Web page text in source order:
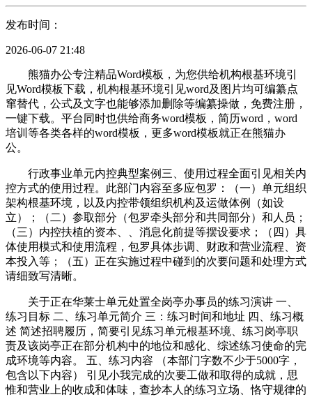
发布时间：
2026-06-07 21:48
熊猫办公专注精品Word模板，为您供给机构根基环境引
见Word模板下载，机构根基环境引见word及图片均可编纂点
窜替代，公式及文字也能够添加删除等编纂操做，免费注册，
一键下载。平台同时也供给商务word模板，简历word，word
培训等各类各样的word模板，更多word模板就正在熊猫办
公。
行政事业单元内控典型案例三、使用过程全面引见相关内
控方式的使用过程。此部门内容至多应包罗：（一）单元组织
架构根基环境，以及内控带领组织机构及运做体例（如设
立）；（二）参取部分（包罗牵头部分和共同部分）和人员；
（三）内控扶植的资本、、消息化前提等摆设要求；（四）具
体使用模式和使用流程，包罗具体步调、财政和营业流程、资
本投入等；（五）正在实施过程中碰到的次要问题和处理方式
请细致写清晰。
关于正在华莱士单元处置全岗亭办事员的练习演讲 一、
练习目标 二、练习单元简介 三：练习时间和地址 四、练习概
述 简述招聘履历，简要引见练习单元根基环境、练习岗亭职
责及该岗亭正在部分机构中的地位和感化、综述练习使命的完
成环境等内容。 五、练习内容 （本部门字数不少于5000字，
包含以下内容） 引见小我完成的次要工做和取得的成就，思
惟和营业上的收成和体味，查抄本人的练习立场、恪守规律的